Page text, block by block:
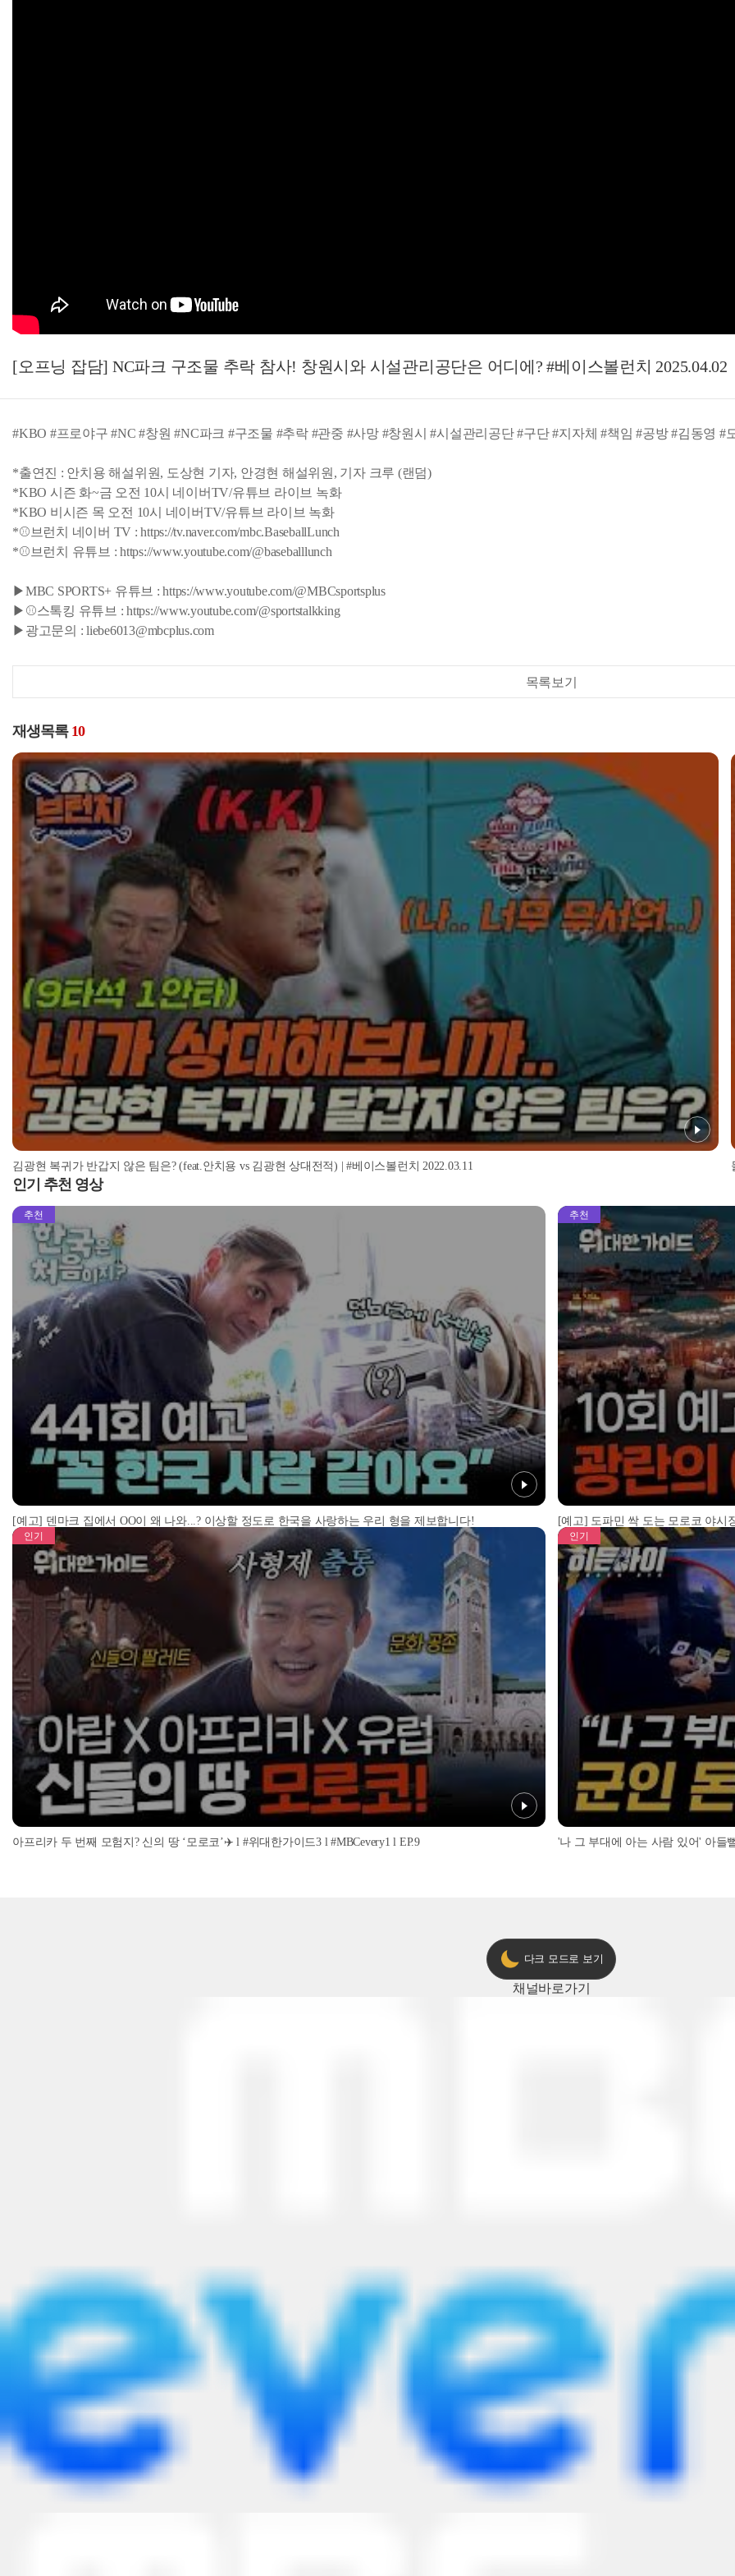
[오프닝 잡담] NC파크 구조물 추락 참사! 창원시와 시설관리공단은 어디에? #베이스볼런치 2025.04.02
#KBO #프로야구 #NC #창원 #NC파크 #구조물 #추락 #관중 #사망 #창원시 #시설관리공단 #구단 #지자체 #책임 #공방 #김동영 #
*출연진 : 안치용 해설위원, 도상현 기자, 안경현 해설위원, 기자 크루 (랜덤)
*KBO 시즌 화~금 오전 10시 네이버TV/유튜브 라이브 녹화
*KBO 비시즌 목 오전 10시 네이버TV/유튜브 라이브 녹화
*⚾브런치 네이버 TV : https://tv.naver.com/mbc.BaseballLunch
*⚾브런치 유튜브 : https://www.youtube.com/@baseballlunch
▶MBC SPORTS+ 유튜브 : https://www.youtube.com/@MBCsportsplus
▶⚾스톡킹 유튜브 : https://www.youtube.com/@sportstalkking
▶광고문의 : liebe6013@mbcplus.com
목록보기
재생목록 10
김광현 복귀가 반갑지 않은 팀은? (feat.안치용 vs 김광현 상대전적) | #베이스볼런치 2022.03.11
인기 추천 영상
추천
[예고] 덴마크 집에서 OO이 왜 나와...? 이상할 정도로 한국을 사랑하는 우리 형을 제보합니다!
추천
[예고] 도파민 싹 도는 모로코 야시
인기
아프리카 두 번째 모험지? 신의 땅 ‘모로코’✈️ l #위대한가이드3 l #MBCevery1 l EP.9
인기
'나 그 부대에 아는 사람 있어' 아들
다크 모드로 보기
채널바로가기